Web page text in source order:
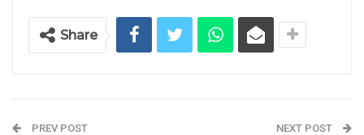
Share
PREV POST NEXT POST